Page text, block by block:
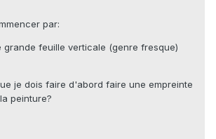
par:
grande feuille verticale (genre fresque)
je dois faire d'abord faire une empreinte
peinture?